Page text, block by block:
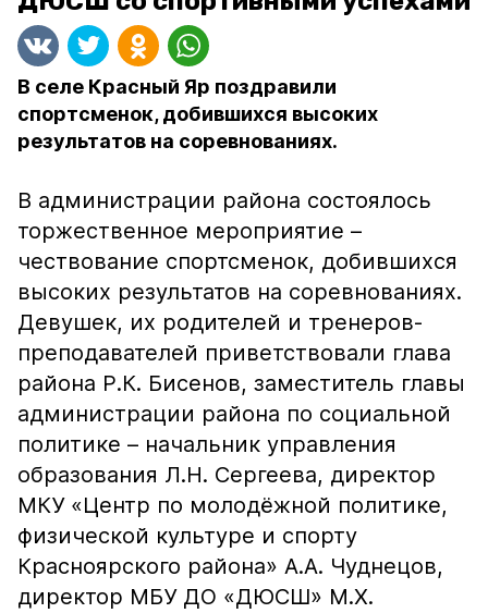
В селе Красный Яр поздравили
спортсменок, добившихся высоких
результатов на соревнованиях.
В администрации района состоялось
торжественное мероприятие –
чествование спортсменок, добившихся
высоких результатов на соревнованиях.
Девушек, их родителей и тренеров-
преподавателей приветствовали глава
района Р.К. Бисенов, заместитель главы
администрации района по социальной
политике – начальник управления
образования Л.Н. Сергеева, директор
МКУ «Центр по молодёжной политике,
физической культуре и спорту
Красноярского района» А.А. Чуднецов,
директор МБУ ДО «ДЮСШ» М.Х.